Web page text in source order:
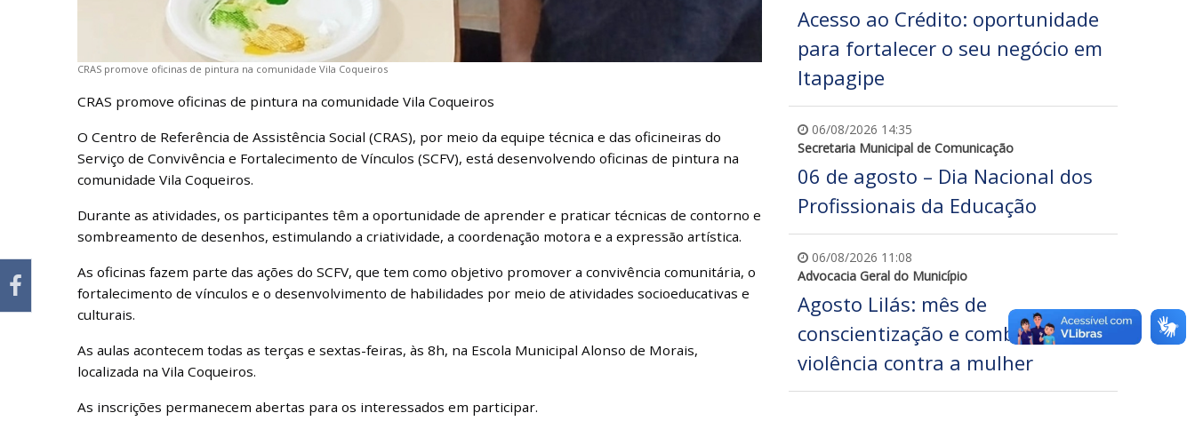
CRAS promove oficinas de pintura na comunidade Vila Coqueiros
CRAS promove oficinas de pintura na comunidade Vila Coqueiros
O Centro de Referência de Assistência Social (CRAS), por meio da equipe técnica e das oficineiras do
Serviço de Convivência e Fortalecimento de Vínculos (SCFV), está desenvolvendo oficinas de pintura na
comunidade Vila Coqueiros.
Durante as atividades, os participantes têm a oportunidade de aprender e praticar técnicas de contorno e
sombreamento de desenhos, estimulando a criatividade, a coordenação motora e a expressão artística.
As oficinas fazem parte das ações do SCFV, que tem como objetivo promover a convivência comunitária, o
fortalecimento de vínculos e o desenvolvimento de habilidades por meio de atividades socioeducativas e
culturais.
As aulas acontecem todas as terças e sextas-feiras, às 8h, na Escola Municipal Alonso de Morais,
localizada na Vila Coqueiros.
As inscrições permanecem abertas para os interessados em participar.
Acesso ao Crédito: oportunidade
para fortalecer o seu negócio em
Itapagipe
06/08/2026 14:35
Secretaria Municipal de Comunicação
06 de agosto – Dia Nacional dos
Profissionais da Educação
06/08/2026 11:08
Advocacia Geral do Município
Agosto Lilás: mês de
conscientização e combate à
violência contra a mulher